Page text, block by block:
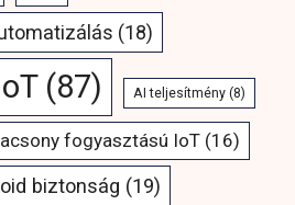
(18)
(87) AI teljesítmény (8)
fogyasztású IoT (16)
biztonság (19)